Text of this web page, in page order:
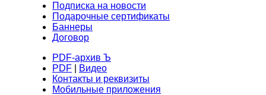
Подписка на новости
Подарочные сертификаты
Баннеры
Договор
PDF-архив Ъ
PDF
Видео
Контакты и реквизиты
Мобильные приложения